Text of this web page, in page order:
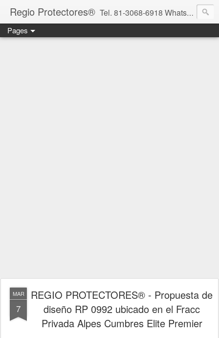
Regio Protectores® Tel. 81-3068-6918 WhatsApp 81-2636-2823 / 33-1145-3780 cotizacionregioprotectores@gmail.com / regioprotectores@gmail.com https://www.facebook.com/RegioProtectores/
Pages
MAR
7
REGIO PROTECTORES® - Propuesta de
diseño RP 0992 ubicado en el Fracc
Privada Alpes Cumbres Elite Premier